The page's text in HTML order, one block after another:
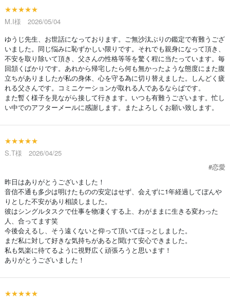
★★★★★
M.I様 2026/05/04
ゆうじ先生、お世話になっております。ご無沙汰ぶりの鑑定で有難うござ
いました。同じ悩みに恥ずかしい限りです。それでも親身になって頂き、
不安を取り除いて頂き、父さんの性格等等を驚く程に当たっています。毎
回頷くばかりです。あれから帰宅したら何も無かったような態度にまた腹
立ちがありましたが私の身体、心を守る為に切り替えました。しんどく疲
れる父さんです。コミニケーションが取れる人であるならばです。
また暫く様子を見ながら接して行きます。いつも有難うございます。忙し
い中でのアフターメールに感謝します。またよろしくお願い致します。
★★★★★
S.T様 2026/04/25
#恋愛
昨日はありがとうございました！
音信不通も多少は明けたものの安定はせず、会えずに1年経過してぼんや
りとした不安があり相談しました。
彼はシングルタスクで仕事を物凄くする上、わがままに生きる変わった
人、合ってます笑
今後会えるし、そう遠くないと仰って頂いてほっとしました。
まだ私に対して好きな気持ちがあると聞けて安心できました。
私も気楽に待てるように視野広く頑張ろうと思います！
ありがとうございました！
★★★★★